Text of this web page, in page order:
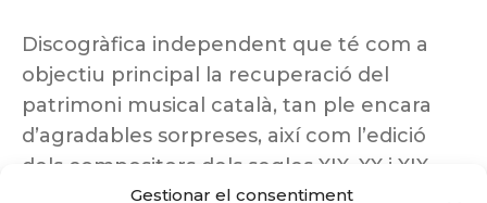
Gestionar el consentiment
Discogràfica independent que té com a
objectiu principal la recuperació del
patrimoni musical català, tan ple encara
d’agradables sorpreses, així com l’edició
dels compositors dels segles XIX, XX i XIX
insuficientment coneguts.